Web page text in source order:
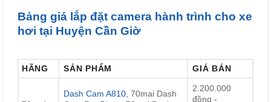
Bảng giá lắp đặt camera hành trình cho xe
hơi tại Huyện Cần Giờ
HÃNG SẢN PHẨM GIÁ BÁN
Dash Cam A810, 70mai Dash
2.200.000
đồng -